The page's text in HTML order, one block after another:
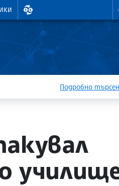
ВАЛУТНИ КУРСОВЕ
Подробно